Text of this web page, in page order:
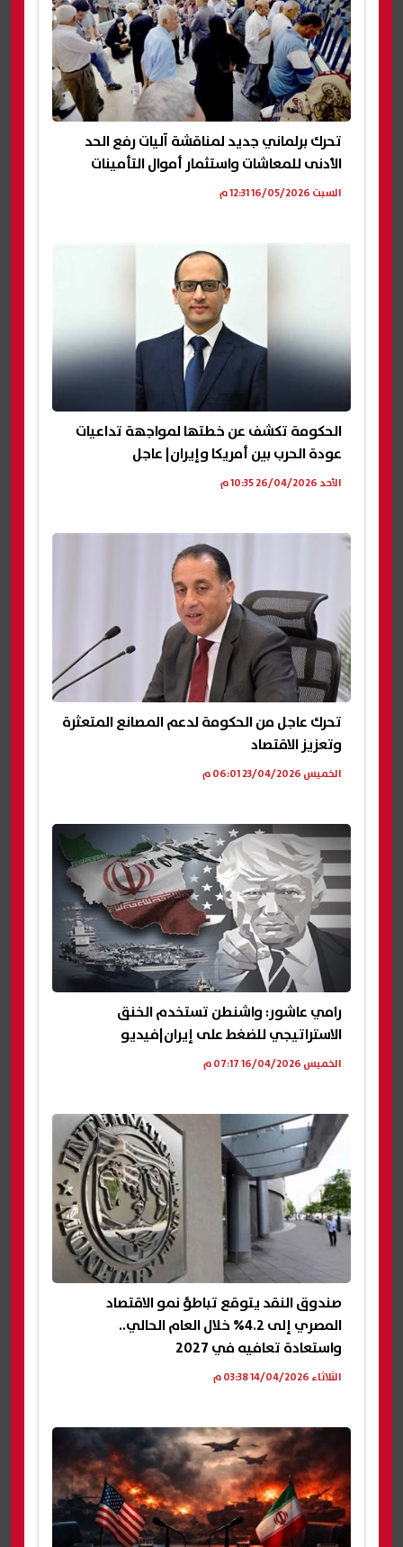
تحرك برلماني جديد لمناقشة آليات رفع الحد
الأدنى للمعاشات واستثمار أموال التأمينات
السبت 16/05/2026 12:31 م
الحكومة تكشف عن خطتها لمواجهة تداعيات
عودة الحرب بين أمريكا وإيران| عاجل
الأحد 26/04/2026 10:35 م
تحرك عاجل من الحكومة لدعم المصانع المتعثرة
وتعزيز الاقتصاد
الخميس 23/04/2026 06:01 م
رامي عاشور: واشنطن تستخدم الخنق
الاستراتيجي للضغط على إيران|فيديو
الخميس 16/04/2026 07:17 م
صندوق النقد يتوقع تباطؤ نمو الاقتصاد
المصري إلى 4.2% خلال العام الحالي..
واستعادة تعافيه في 2027
الثلاثاء 14/04/2026 03:38 م